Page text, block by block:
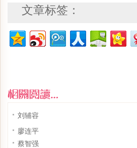
文章标签：
刘辅容
廖连平
蔡智强